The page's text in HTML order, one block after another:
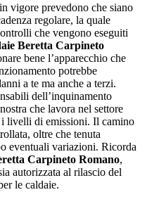
vigore prevedono che siano
regolare, la quale
che vengono eseguiti
Beretta Carpineto
bene l’apparecchio che
potrebbe
a te ma anche a terzi.
dell’inquinamento
che lavora nel settore
livelli di emissioni. Il camino
oltre che tenuta
eventuali variazioni. Ricorda
Carpineto Romano,
autorizzata al rilascio del
le caldaie.